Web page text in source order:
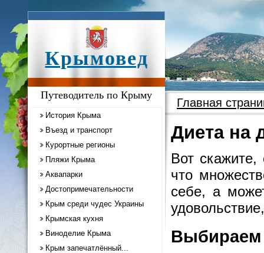
Крымовед
Путеводитель по Крыму
История Крыма
Въезд и транспорт
Курортные регионы
Пляжи Крыма
Аквапарки
Достопримечательности
Крым среди чудес Украины
Крымская кухня
Виноделие Крыма
Крым запечатлённый...
Главная
Диета на
Вот
что
себе, а